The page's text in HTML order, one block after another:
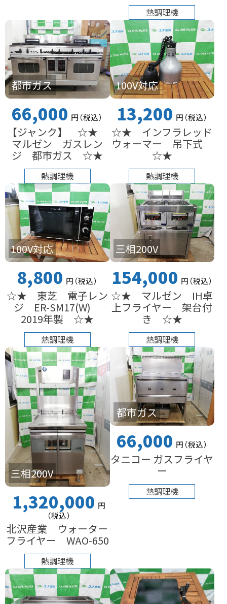
熱調理機
都市ガス
66,000 円（税込）
【ジャンク】 ☆★
マルゼン ガスレン
ジ 都市ガス ☆★
熱調理機
100V対応
13,200 円（税込）
☆★ インフラレッド
ウォーマー 吊下式
☆★
熱調理機
100V対応
8,800 円（税込）
☆★ 東芝 電子レン
ジ ER-SM17(W)
2019年製 ☆★
熱調理機
三相200V
154,000 円（税込）
☆★ マルゼン IH卓
上フライヤー 架台付
き ☆★
熱調理機
三相200V
1,320,000 円
（税込）
北沢産業 ウォーター
フライヤー WAO-650
熱調理機
都市ガス
66,000 円（税込）
タニコー ガスフライヤ
ー
熱調理機